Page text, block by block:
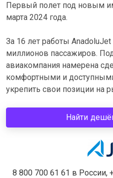
Первый полет под новым
марта 2024 года.
За 16 лет работы
миллионов пассажиров.
авиакомпания намерена
комфортными и
укрепить свои позиции на
Найти
8 800 700 61 61 в России,